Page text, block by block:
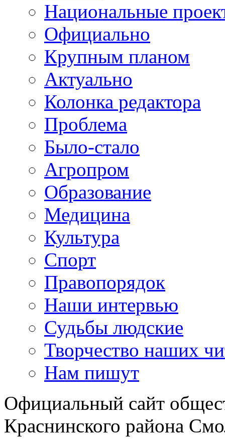
Национальные
Официально
Крупным планом
Актуально
Колонка редактора
Проблема
Было-стало
Агропром
Образование
Медицина
Культура
Спорт
Правопорядок
Наши интервью
Судьбы людские
Творчество наших
Нам пишут
Официальный сайт
Краснинского района